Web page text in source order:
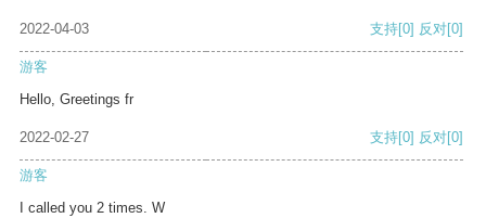
2022-04-03 支持[0] 反对[0]
游客
Hello, Greetings fr
2022-02-27 支持[0] 反对[0]
游客
I called you 2 times. W